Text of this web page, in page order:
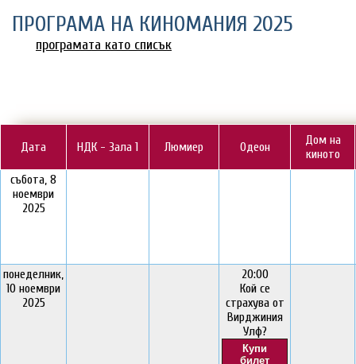
ПРОГРАМА НА КИНОМАНИЯ 2025
програмата като списък
Дата НДК - Зала 1 Люмиер Одеон
Дом на
киното
събота, 8
ноември
2025
понеделник,
10 ноември
2025
20:00
Кой се
страхува от
Вирджиния
Улф?
Купи
билет